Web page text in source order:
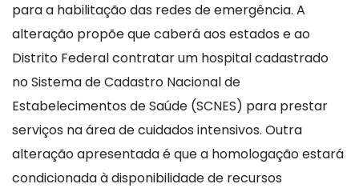
para a habilitação das redes de emergência. A
alteração propõe que caberá aos estados e ao
Distrito Federal contratar um hospital cadastrado
no Sistema de Cadastro Nacional de
Estabelecimentos de Saúde (SCNES) para prestar
serviços na área de cuidados intensivos. Outra
alteração apresentada é que a homologação estará
condicionada à disponibilidade de recursos